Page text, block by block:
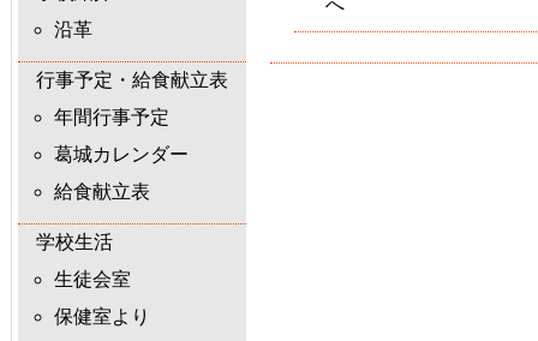
沿革
行事予定・給食献立表
年間行事予定
葛城カレンダー
給食献立表
学校生活
生徒会室
保健室より
へ